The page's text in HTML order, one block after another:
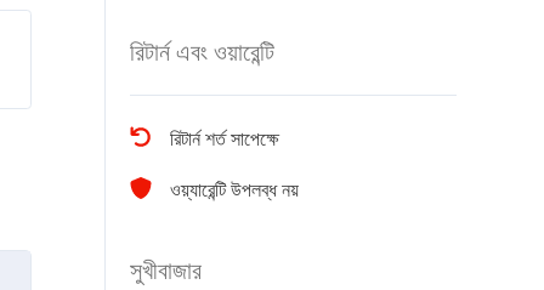
রিটার্ন এবং ওয়ারেন্টি
রিটার্ন শর্ত সাপেক্ষে
ওয়্যারেন্টি উপলব্ধ নয়
সুখীবাজার